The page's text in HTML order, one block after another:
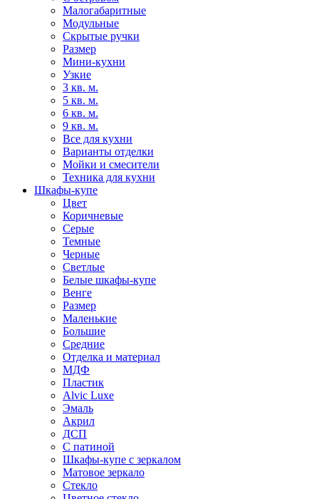
Малогабаритные
Модульные
Скрытые ручки
Размер
Мини-кухни
Узкие
3 кв. м.
5 кв. м.
6 кв. м.
9 кв. м.
Все для кухни
Варианты отделки
Мойки и смесители
Техника для кухни
Шкафы-купе
Цвет
Коричневые
Серые
Темные
Черные
Светлые
Белые шкафы-купе
Венге
Размер
Маленькие
Большие
Средние
Отделка и материал
МДФ
Пластик
Alvic Luxe
Эмаль
Акрил
ДСП
С патиной
Шкафы-купе с зеркалом
Матовое зеркало
Стекло